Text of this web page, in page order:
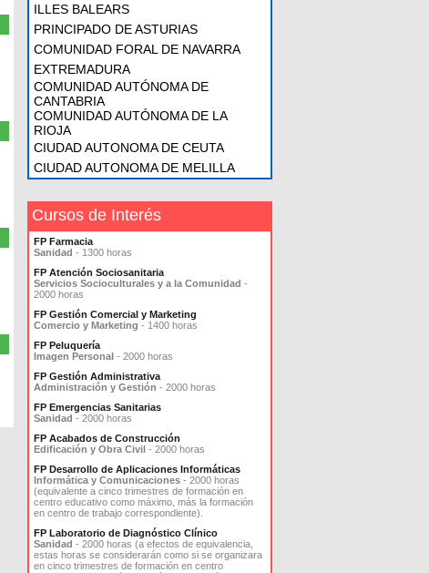
ILLES BALEARS
PRINCIPADO DE ASTURIAS
COMUNIDAD FORAL DE NAVARRA
EXTREMADURA
COMUNIDAD AUTÓNOMA DE
CANTABRIA
COMUNIDAD AUTÓNOMA DE LA
RIOJA
CIUDAD AUTONOMA DE CEUTA
CIUDAD AUTONOMA DE MELILLA
Cursos de Interés
FP Farmacia
Sanidad - 1300 horas
FP Atención Sociosanitaria
Servicios Socioculturales y a la Comunidad -
2000 horas
FP Gestión Comercial y Marketing
Comercio y Marketing - 1400 horas
FP Peluquería
Imagen Personal - 2000 horas
FP Gestión Administrativa
Administración y Gestión - 2000 horas
FP Emergencias Sanitarias
Sanidad - 2000 horas
FP Acabados de Construcción
Edificación y Obra Civil - 2000 horas
FP Desarrollo de Aplicaciones Informáticas
Informática y Comunicaciones - 2000 horas
(equivalente a cinco trimestres de formación en
centro educativo como máximo, más la formación
en centro de trabajo correspondiente).
FP Laboratorio de Diagnóstico Clínico
Sanidad - 2000 horas (a efectos de equivalencia,
estas horas se considerarán como si se organizara
en cinco trimestres de formación en centro